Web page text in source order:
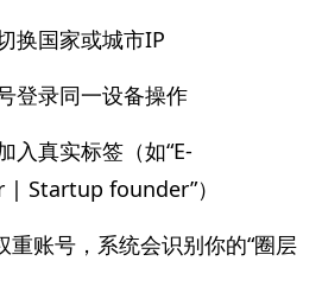
换国家或城市IP
登录同一设备操作
入真实标签（如“E-
Startup founder”）
重账号，系统会识别你的“圈层